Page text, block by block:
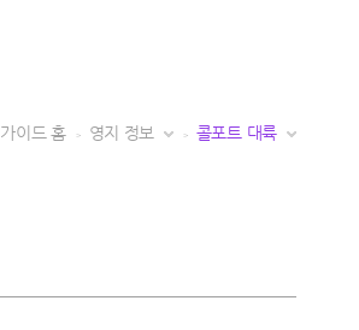
가이드 홈 > 영지 정보 > 콜포트 대륙